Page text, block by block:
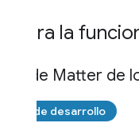
Integra la
APIs de Matter de
Fase de desarrollo